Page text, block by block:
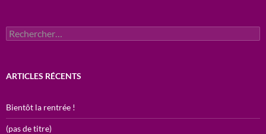
Rechercher :
ARTICLES RÉCENTS
Bientôt la rentrée !
(pas de titre)